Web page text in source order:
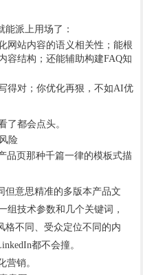
能派上用场了：
网站内容的语义相关性；能根
容结构；还能辅助构建FAQ知
得对；你优化再狠，不如AI优
了都会点头。
险
品页那种千篇一律的模板式描
但意思精准的多版本产品文
组技术参数和几个关键词，
格不同、受众定位不同的内
都不会撞。
营销。